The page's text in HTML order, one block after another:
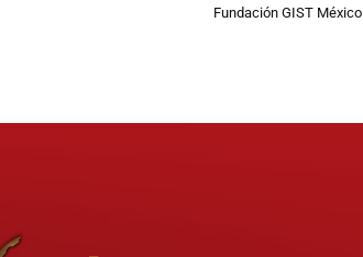
Fundación GIST México